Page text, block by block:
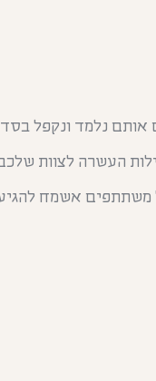
אותם נלמד ונקפל
העשרה לצוות